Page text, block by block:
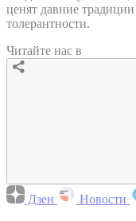
ценят давние
толерантности.
Читайте нас в
Дзен Новости